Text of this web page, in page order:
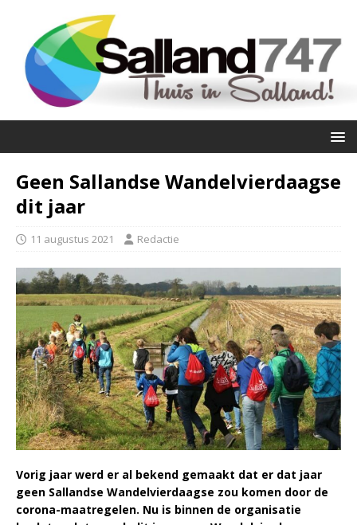
Geen Sallandse Wandelvierdaagse
dit jaar
11 augustus 2021 Redactie
Vorig jaar werd er al bekend gemaakt dat er dat jaar
geen Sallandse Wandelvierdaagse zou komen door de
corona-maatregelen. Nu is binnen de organisatie